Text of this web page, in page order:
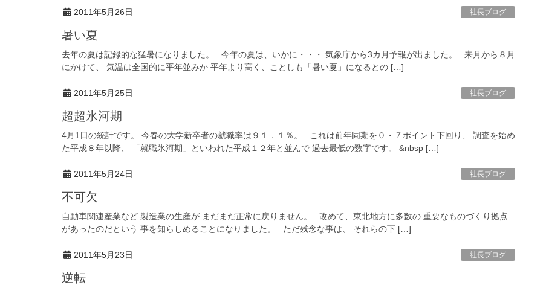
2011年5月26日 社長ブログ
暑い夏
去年の夏は記録的な猛暑になりました。 今年の夏は、いかに・・・ 気象庁から3カ月予報が出ました。 来月から８月
にかけて、 気温は全国的に平年並みか 平年より高く、ことしも「暑い夏」になるとの […]
2011年5月25日 社長ブログ
超超氷河期
4月1日の統計です。 今春の大学新卒者の就職率は９１．１％。 これは前年同期を０・７ポイント下回り、 調査を始め
た平成８年以降、 「就職氷河期」といわれた平成１２年と並んで 過去最低の数字です。 &nbsp […]
2011年5月24日 社長ブログ
不可欠
自動車関連産業など 製造業の生産が まだまだ正常に戻りません。 改めて、東北地方に多数の 重要なものづくり拠点
があったのだという 事を知らしめることになりました。 ただ残念な事は、 それらの下 […]
2011年5月23日 社長ブログ
逆転